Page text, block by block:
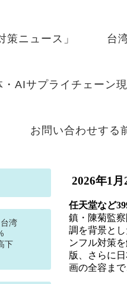
策ニュース」 台
・AIサプライチェーン
お問い合わせする
湾
下
2026年1
任天堂など
鎮・陳菊監
調を背景と
ンフル対策
版、さらに
画の全容ま